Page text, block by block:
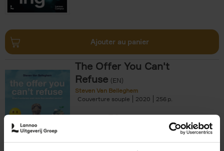
Ajouter au panier
The Offer You Can't
Refuse (EN)
Steven Van Belleghem
Couverture souple
2020 256
€37,50